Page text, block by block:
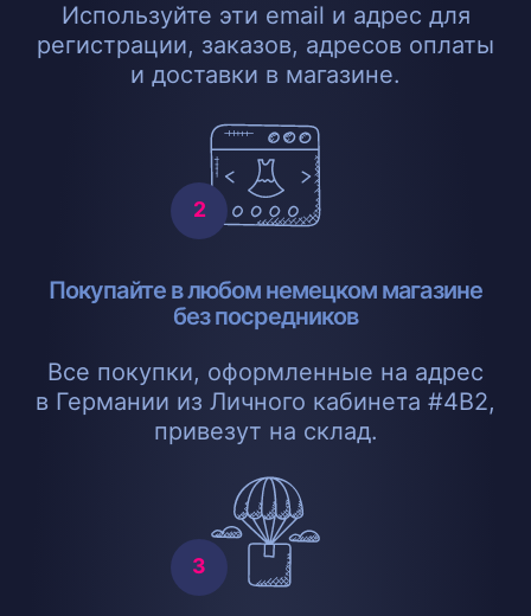
Используйте эти email и адрес для
регистрации, заказов, адресов оплаты
и доставки в магазине.
Покупайте в любом немецком магазине
без посредников
Все покупки, оформленные на адрес
в Германии из Личного кабинета #4B2,
привезут на склад.